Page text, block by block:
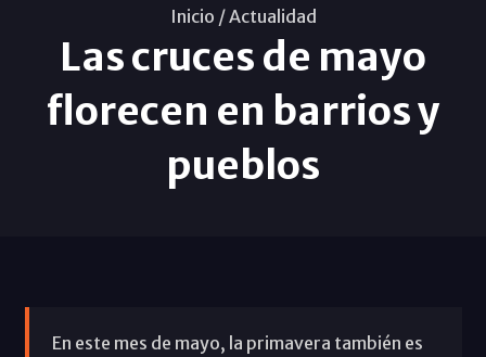
Inicio /Actualidad
Las cruces de mayo
florecen en barrios y
pueblos
En este mes de mayo, la primavera también es